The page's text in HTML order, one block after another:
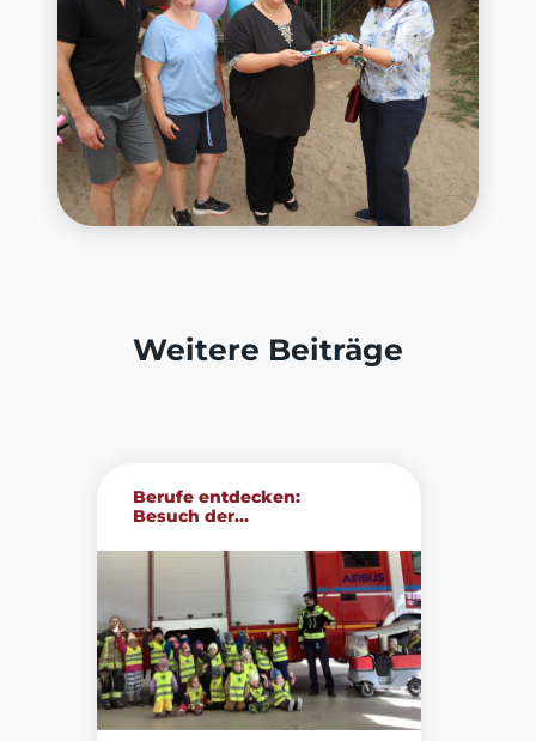
Weitere Beiträge
Berufe entdecken:
Besuch der...